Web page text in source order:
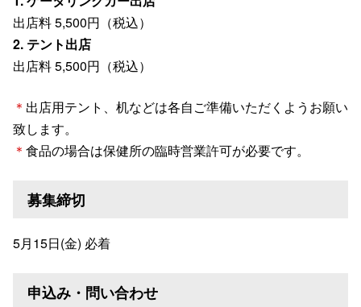
出店料 5,500円（税込）
2. テント出店
出店料 5,500円（税込）
＊ 出店用テント、机などは各自ご準備いただくようお願い
致します。
＊ 食品の場合は保健所の臨時営業許可が必要です。
募集締切
5月15日(金) 必着
申込み・問い合わせ